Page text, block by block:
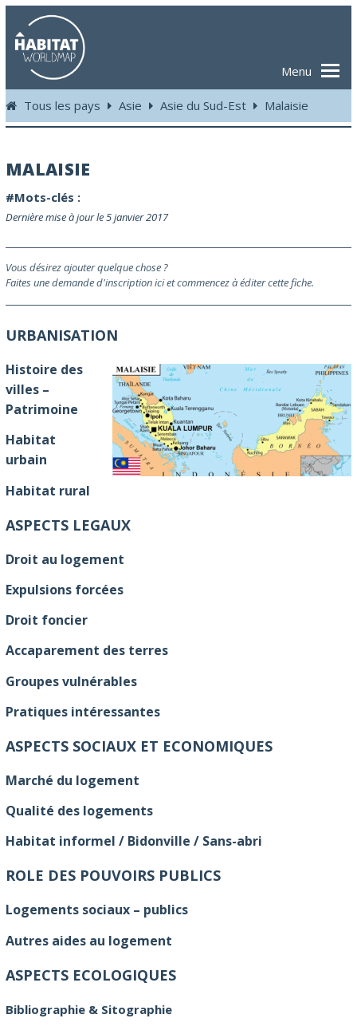
Menu
Tous les pays Asie Asie du Sud-Est Malaisie
MALAISIE
#Mots-clés :
Dernière mise à jour le 5 janvier 2017
Vous désirez ajouter quelque chose ?
Faites une demande d'inscription ici et commencez à éditer cette fiche.
URBANISATION
Histoire des
villes –
Patrimoine
Habitat
urbain
Habitat rural
ASPECTS LEGAUX
Droit au logement
Expulsions forcées
Droit foncier
Accaparement des terres
Groupes vulnérables
Pratiques intéressantes
ASPECTS SOCIAUX ET ECONOMIQUES
Marché du logement
Qualité des logements
Habitat informel / Bidonville / Sans-abri
ROLE DES POUVOIRS PUBLICS
Logements sociaux – publics
Autres aides au logement
ASPECTS ECOLOGIQUES
Bibliographie & Sitographie